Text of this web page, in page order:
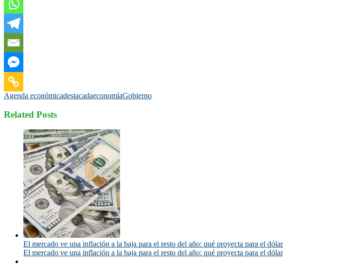
Agenda económicadestacadaeconomíaGobierno
Related Posts
El mercado ve una inflación a la baja para el resto del año: qué proyecta para el dólar
El mercado ve una inflación a la baja para el resto del año: qué proyecta para el dólar